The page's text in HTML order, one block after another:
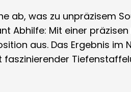
ab, was zu unpräzisem
Abhilfe: Mit einer präzisen
aus. Das Ergebnis im